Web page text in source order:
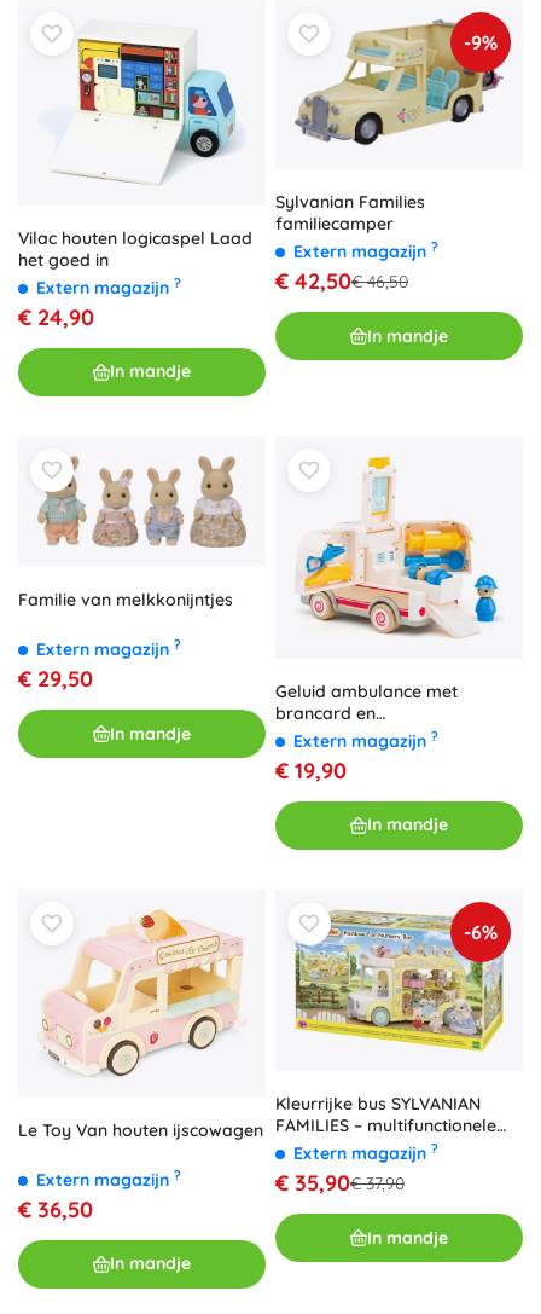
Vilac houten logicaspel Laad
het goed in
Extern magazijn ?
€ 24,90
In mandje
-9%
Sylvanian Families
familiecamper
Extern magazijn ?
€ 42,50€ 46,50
In mandje
Familie van melk­konijntjes
Extern magazijn ?
€ 29,50
In mandje
Geluid ambulance met
brancard en
reddingsuitrusting
Extern magazijn ?
€ 19,90
In mandje
Le Toy Van houten ijscowagen
Extern magazijn ?
€ 36,50
In mandje
-6%
Kleurrijke bus SYLVANIAN
FAMILIES – multifunctionele
driedekkerbus voor figuurtjes
Extern magazijn ?
€ 35,90€ 37,90
In mandje